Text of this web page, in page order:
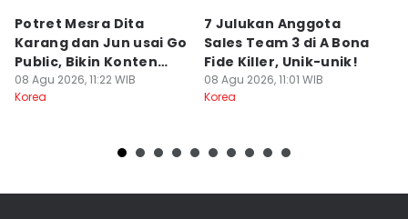
Potret Mesra Dita
Karang dan Jun usai Go
Public, Bikin Konten
Bareng!
08 Agu 2026, 11:22 WIB
Korea
7 Julukan Anggota
Sales Team 3 di A Bona
Fide Killer, Unik-unik!
08 Agu 2026, 11:01 WIB
Korea